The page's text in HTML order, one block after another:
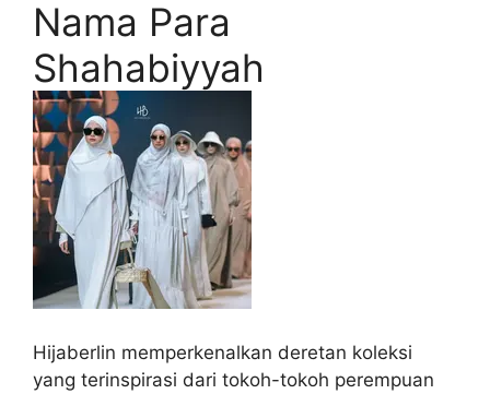
Nama Para
Shahabiyyah
Hijaberlin memperkenalkan deretan koleksi
yang terinspirasi dari tokoh-tokoh perempuan